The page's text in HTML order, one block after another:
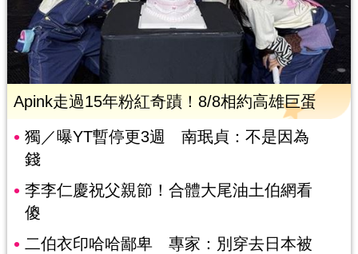
Apink走過15年粉紅奇蹟！8/8相約高雄巨蛋
獨／曝YT暫停更3週 南珉貞：不是因為
錢
李李仁慶祝父親節！合體大尾油土伯網看
傻
二伯衣印哈哈鄙卑 專家：別穿去日本被